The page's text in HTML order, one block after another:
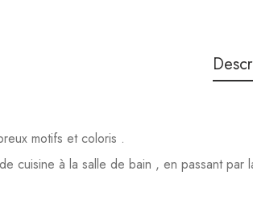
motifs et coloris .
cuisine à la salle de bain , en passant par